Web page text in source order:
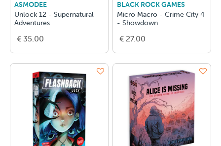
ASMODEE
Unlock 12 - Supernatural
Adventures
€ 35.00
BLACK ROCK GAMES
Micro Macro - Crime City 4
- Showdown
€ 27.00